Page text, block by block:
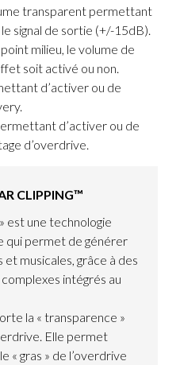
transparent permettant
signal de sortie (+/-15dB).
milieu, le volume de
soit activé ou non.
d’activer ou de
d’activer ou de
d’overdrive.
CLIPPING™
est une technologie
qui permet de générer
musicales, grâce à des
intégrés au
la « transparence »
Elle permet
« gras » de l’overdrive